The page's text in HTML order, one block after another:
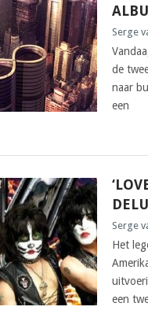
Serge
de
naar
een
Serge
Het
een